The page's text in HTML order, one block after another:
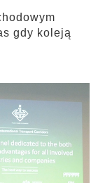
gdy koleją